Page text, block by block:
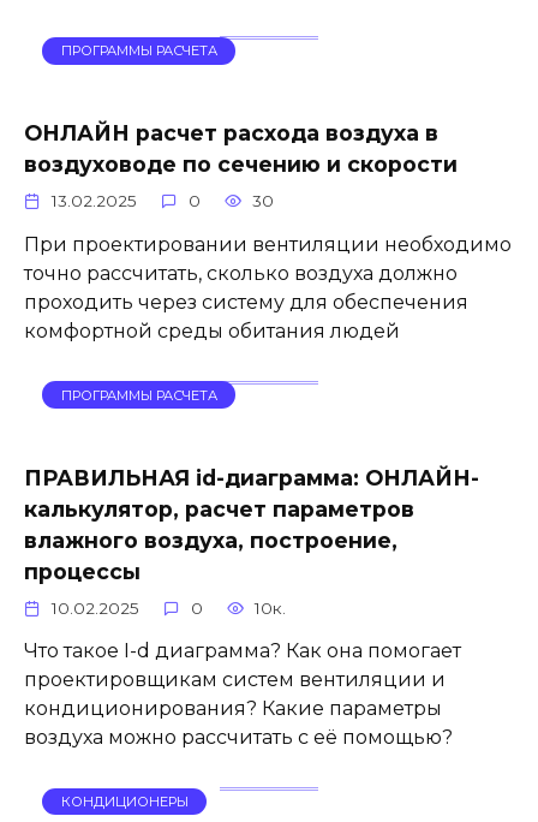
ПРОГРАММЫ РАСЧЕТА
ОНЛАЙН расчет расхода воздуха в
воздуховоде по сечению и скорости
13.02.2025 0 30
При проектировании вентиляции необходимо
точно рассчитать, сколько воздуха должно
проходить через систему для обеспечения
комфортной среды обитания людей
ПРОГРАММЫ РАСЧЕТА
ПРАВИЛЬНАЯ id-диаграмма: ОНЛАЙН-
калькулятор, расчет параметров
влажного воздуха, построение,
процессы
10.02.2025 0 10к.
Что такое I-d диаграмма? Как она помогает
проектировщикам систем вентиляции и
кондиционирования? Какие параметры
воздуха можно рассчитать с её помощью?
КОНДИЦИОНЕРЫ